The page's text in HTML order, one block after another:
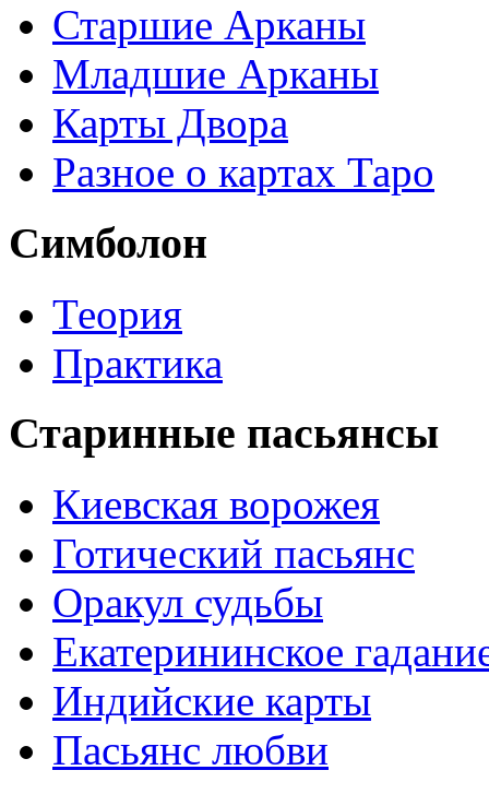
Старшие Арканы
Младшие Арканы
Карты Двора
Разное о картах Таро
Симболон
Теория
Практика
Старинные пасьянсы
Киевская ворожея
Готический пасьянс
Оракул судьбы
Екатерининское
Индийские карты
Пасьянс любви